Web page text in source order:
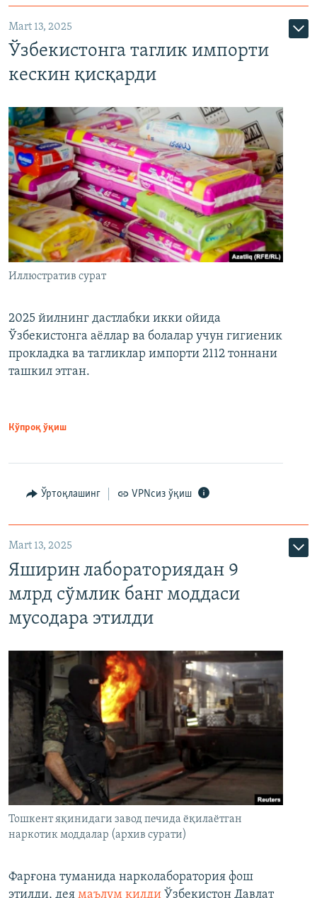
Mart 13, 2025
Ўзбекистонга таглик импорти
кескин қисқарди
Иллюстратив сурат
2025 йилнинг дастлабки икки ойида
Ўзбекистонга аёллар ва болалар учун гигиеник
прокладка ва тагликлар импорти 2112 тоннани
ташкил этган.
Кўпроқ ўқиш
Ўртоқлашинг VPNсиз ўқиш
Mart 13, 2025
Яширин лабораториядан 9
млрд сўмлик банг моддаси
мусодара этилди
Тошкент яқинидаги завод печида ёқилаётган
наркотик моддалар (архив сурати)
Фарғона туманида нарколаборатория фош
этилди, дея маълум қилди Ўзбекистон Давлат